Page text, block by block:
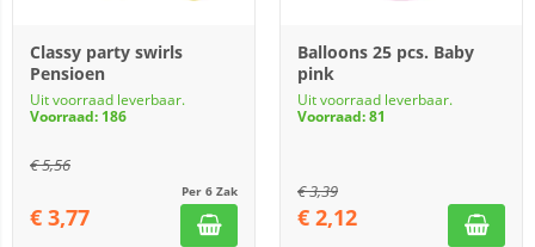
Classy party swirls
Pensioen
Uit voorraad leverbaar.
Voorraad: 186
€5,56
Per 6 Zak
€ 3,77
Balloons 25 pcs. Baby
pink
Uit voorraad leverbaar.
Voorraad: 81
€3,39
€ 2,12